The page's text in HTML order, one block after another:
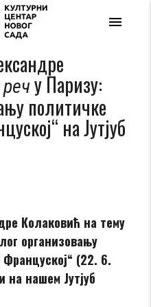
menu
у Паризу:
политичке
на Јутјуб
Колаковић на тему
организовању
(22. 6.
нашем Јутјуб